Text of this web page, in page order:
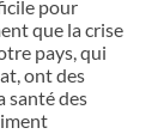
pour
que la crise
pays, qui
ont des
santé des